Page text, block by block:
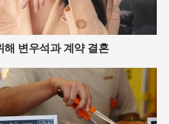
해 변우석과 계약 결혼